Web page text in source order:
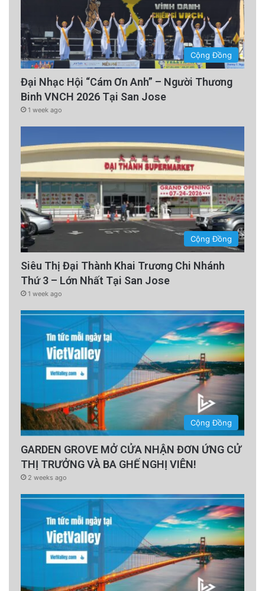
Cộng Đồng
Đại Nhạc Hội “Cám Ơn Anh” – Người Thương
Binh VNCH 2026 Tại San Jose
1 week ago
Cộng Đồng
Siêu Thị Đại Thành Khai Trương Chi Nhánh
Thứ 3 – Lớn Nhất Tại San Jose
1 week ago
Cộng Đồng
GARDEN GROVE MỞ CỬA NHẬN ĐƠN ỨNG CỬ
THỊ TRƯỞNG VÀ BA GHẾ NGHỊ VIÊN!
2 weeks ago